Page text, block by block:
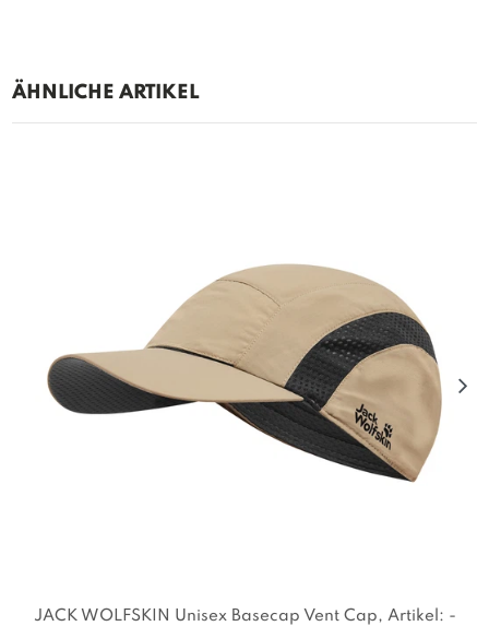
ÄHNLICHE ARTIKEL
JACK WOLFSKIN Unisex Basecap Vent Cap, Artikel: -